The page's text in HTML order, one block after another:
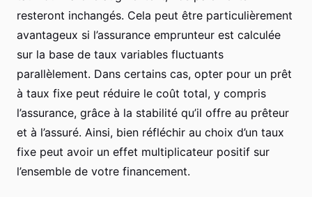
resteront inchangés. Cela peut être particulièrement
avantageux si l’assurance emprunteur est calculée
sur la base de taux variables fluctuants
parallèlement. Dans certains cas, opter pour un prêt
à taux fixe peut réduire le coût total, y compris
l’assurance, grâce à la stabilité qu’il offre au prêteur
et à l’assuré. Ainsi, bien réfléchir au choix d’un taux
fixe peut avoir un effet multiplicateur positif sur
l’ensemble de votre financement.